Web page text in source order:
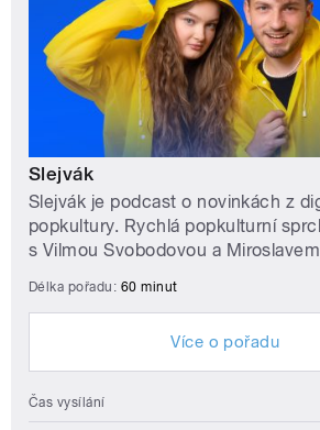
Slejvák
Slejvák je podcast o novinkách z
popkultury. Rychlá popkulturní
s Vilmou Svobodovou a
Délka pořadu: 60 minut
Více o pořadu
Čas vysílání